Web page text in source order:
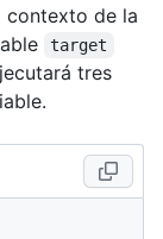
contexto de la
target
tres